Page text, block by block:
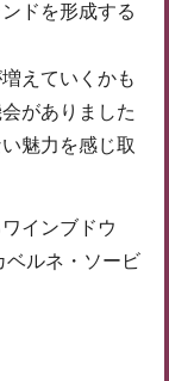
ドを形成する
えていくかも
がありました
魅力を感じ取
ワインブドウ
ルネ・ソービ